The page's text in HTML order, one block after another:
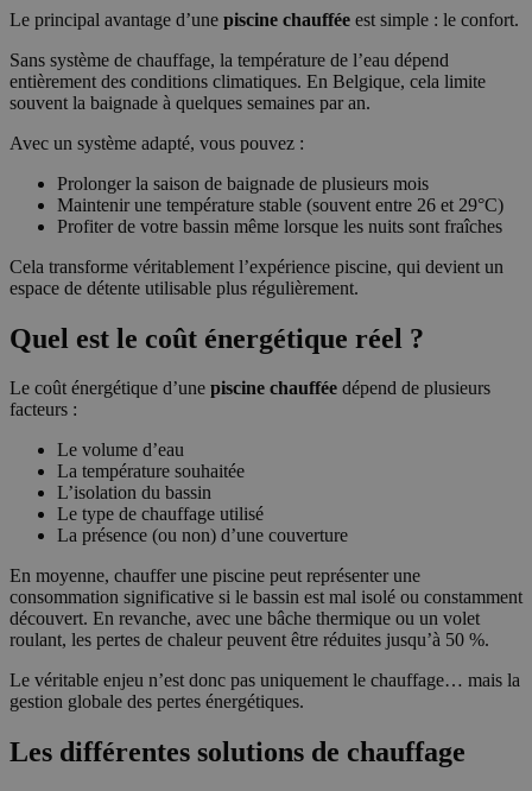
Le principal avantage d’une piscine chauffée est simple : le confort.
Sans système de chauffage, la température de l’eau dépend
entièrement des conditions climatiques. En Belgique, cela limite
souvent la baignade à quelques semaines par an.
Avec un système adapté, vous pouvez :
Prolonger la saison de baignade de plusieurs mois
Maintenir une température stable (souvent entre 26 et 29°C)
Profiter de votre bassin même lorsque les nuits sont fraîches
Cela transforme véritablement l’expérience piscine, qui devient un
espace de détente utilisable plus régulièrement.
Quel est le coût énergétique réel ?
Le coût énergétique d’une piscine chauffée dépend de plusieurs
facteurs :
Le volume d’eau
La température souhaitée
L’isolation du bassin
Le type de chauffage utilisé
La présence (ou non) d’une couverture
En moyenne, chauffer une piscine peut représenter une
consommation significative si le bassin est mal isolé ou constamment
découvert. En revanche, avec une bâche thermique ou un volet
roulant, les pertes de chaleur peuvent être réduites jusqu’à 50 %.
Le véritable enjeu n’est donc pas uniquement le chauffage… mais la
gestion globale des pertes énergétiques.
Les différentes solutions de chauffage